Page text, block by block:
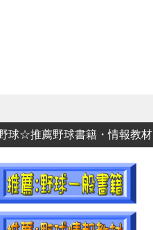
球☆推薦野球書籍・情報教材